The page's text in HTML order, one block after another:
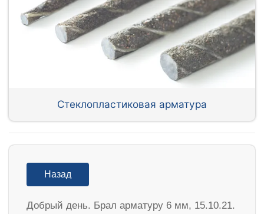
Стеклопластиковая арматура
Назад
Добрый день. Брал арматуру 6 мм, 15.10.21.